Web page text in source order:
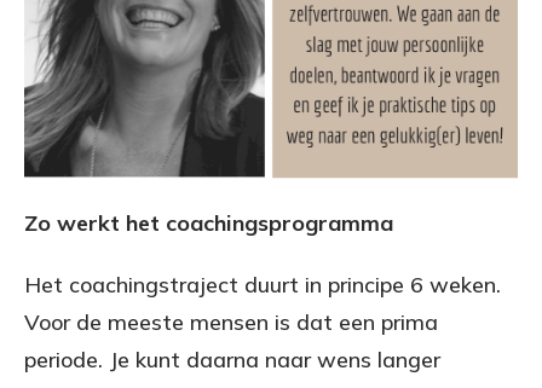
Zo werkt het coachingsprogramma
Het coachingstraject duurt in principe 6 weken.
Voor de meeste mensen is dat een prima
periode. Je kunt daarna naar wens langer